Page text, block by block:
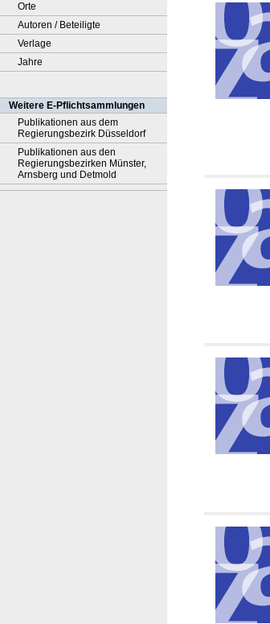
Orte
Autoren / Beteiligte
Verlage
Jahre
Weitere E-Pflichtsammlungen
Publikationen aus dem
Regierungsbezirk Düsseldorf
Publikationen aus den
Regierungsbezirken Münster,
Arnsberg und Detmold